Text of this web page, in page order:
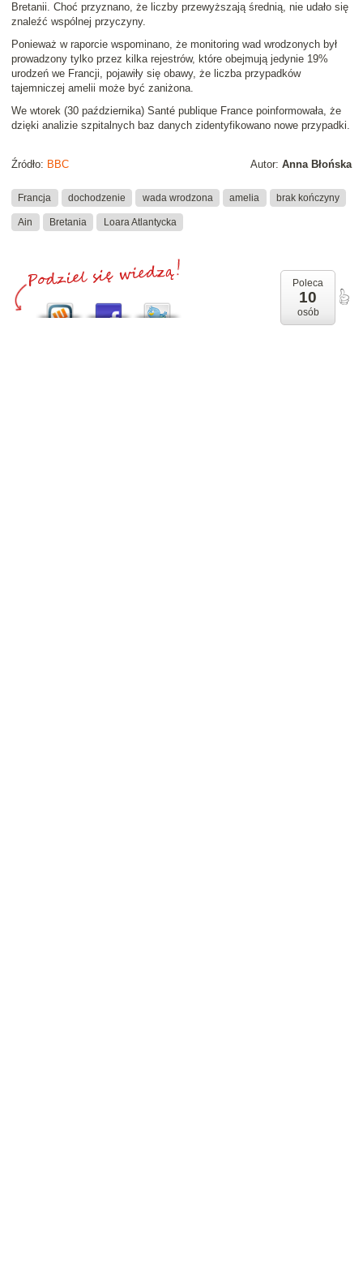
Bretanii. Choć przyznano, że liczby przewyższają średnią, nie udało się
znaleźć wspólnej przyczyny.
Ponieważ w raporcie wspominano, że monitoring wad wrodzonych był
prowadzony tylko przez kilka rejestrów, które obejmują jedynie 19%
urodzeń we Francji, pojawiły się obawy, że liczba przypadków
tajemniczej amelii może być zaniżona.
We wtorek (30 października) Santé publique France poinformowała, że
dzięki analizie szpitalnych baz danych zidentyfikowano nowe przypadki.
Autor: Anna Błońska
Źródło: BBC
Francja dochodzenie wada wrodzona amelia brak kończyny
Ain Bretania Loara Atlantycka
Poleca
10
osób